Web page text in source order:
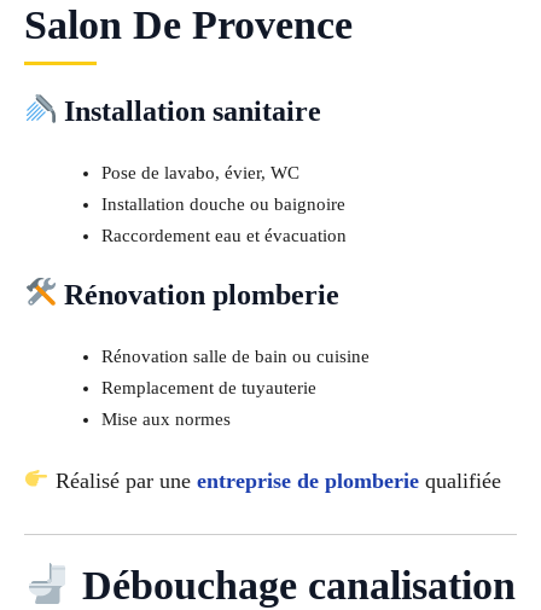
Salon De Provence
Installation sanitaire
Pose de lavabo, évier, WC
Installation douche ou baignoire
Raccordement eau et évacuation
Rénovation plomberie
Rénovation salle de bain ou cuisine
Remplacement de tuyauterie
Mise aux normes
Réalisé par une entreprise de plomberiequalifiée
Débouchage canalisation